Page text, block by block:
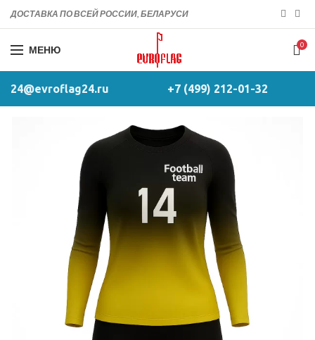
ДОСТАВКА ПО ВСЕЙ РОССИИ, БЕЛАРУСИ
МЕНЮ 0
24@evroflag24.ru +7 (499) 212-01-32